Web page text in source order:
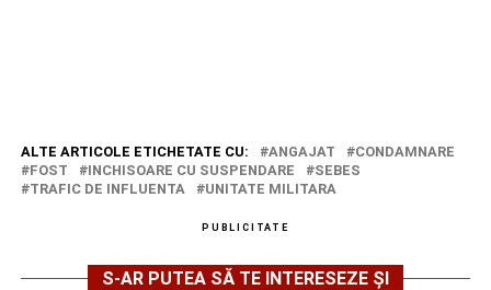
ALTE ARTICOLE ETICHETATE CU: ANGAJAT
CONDAMNARE
FOST
INCHISOARE CU SUSPENDARE
SEBES
TRAFIC DE INFLUENTA
UNITATE MILITARA
PUBLICITATE
S-AR PUTEA SĂ TE INTERESEZE ȘI